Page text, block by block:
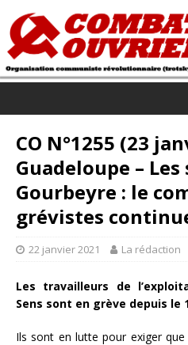
CO N°1255 (23
Guadeloupe –
Gourbeyre : le
grévistes
22 janvier 2021 La rédaction
Les travailleurs de
Sens sont en grève depuis le
Ils sont en lutte pour exiger